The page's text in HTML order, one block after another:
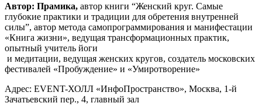
Автор: Прамика, автор книги “Женский круг. Самые
глубокие практики и традиции для обретения внутренней
силы”, автор метода самопрограммирования и манифестации
«Книга жизни», ведущая трансформационных практик,
опытный учитель йоги
и медитации, ведущая женских кругов, создатель московских
фестивалей «Пробуждение» и «Умиротворение»
Адрес: EVENT-ХОЛЛ «ИнфоПространство», Москва, 1-й
Зачатьевский пер., 4, главный зал